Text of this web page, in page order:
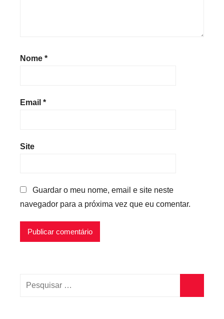
Nome *
Email *
Site
Guardar o meu nome, email e site neste
navegador para a próxima vez que eu comentar.
Pesquisar